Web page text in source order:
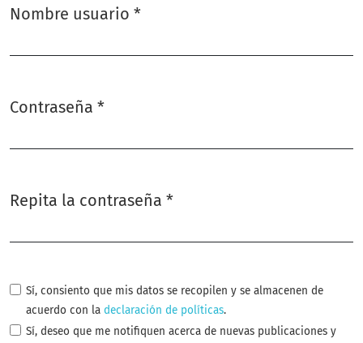
Nombre usuario *
Contraseña *
Repita la contraseña *
Sí, consiento que mis datos se recopilen y se almacenen de
acuerdo con ladeclaración de políticas.
Sí, deseo que me notifiquen acerca de nuevas publicaciones y